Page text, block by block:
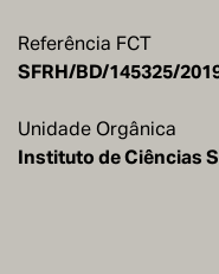
Referência FCT
SFRH/BD/145325/
Unidade Orgânica
Instituto de Ciências